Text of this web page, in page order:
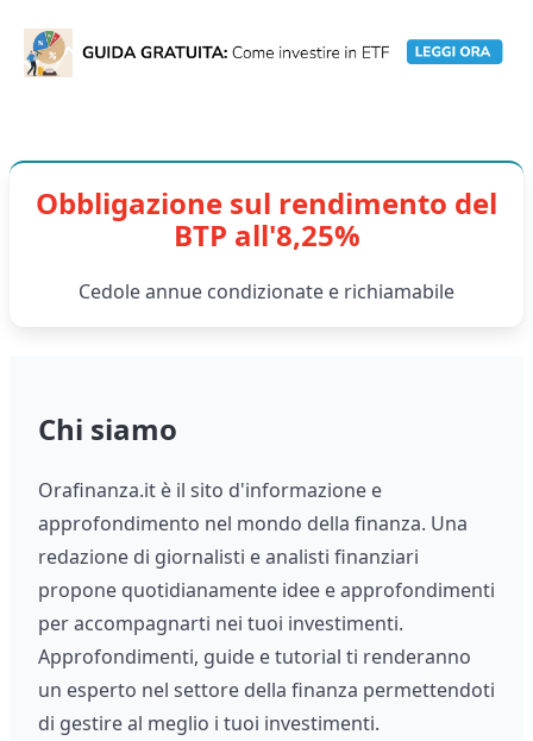
Obbligazione sul rendimento del
BTP all'8,25%
Cedole annue condizionate e richiamabile
Chi siamo
Orafinanza.it è il sito d'informazione e
approfondimento nel mondo della finanza. Una
redazione di giornalisti e analisti finanziari
propone quotidianamente idee e approfondimenti
per accompagnarti nei tuoi investimenti.
Approfondimenti, guide e tutorial ti renderanno
un esperto nel settore della finanza permettendoti
di gestire al meglio i tuoi investimenti.